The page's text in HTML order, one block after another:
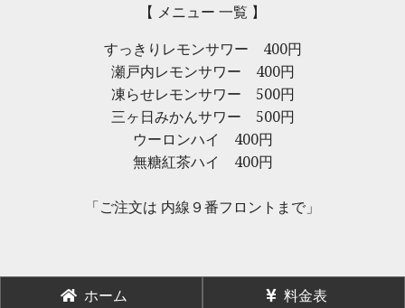
【 メニュー 一覧 】
すっきりレモンサワー 400円
瀬戸内レモンサワー 400円
凍らせレモンサワー 500円
三ヶ日みかんサワー 500円
ウーロンハイ 400円
無糖紅茶ハイ 400円
「ご注文は 内線９番フロントまで」
ホーム 料金表